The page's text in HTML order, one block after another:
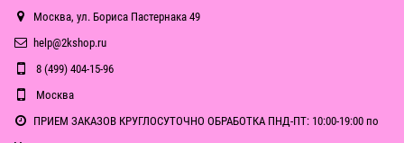
Москва, ул. Бориса Пастернака 49
help@2kshop.ru
8 (499) 404-15-96
Москва
ПРИЕМ ЗАКАЗОВ КРУГЛОСУТОЧНО ОБРАБОТКА ПНД-ПТ: 10:00-19:00 по